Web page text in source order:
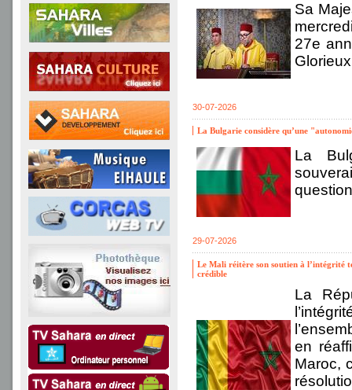
Sa
27e
30-07-2026
La Bulgarie considère qu’une
La
29-07-2026
Le Mali réitère son soutien à l’intégrité
crédible
La
en
Maroc,